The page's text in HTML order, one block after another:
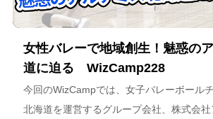
女性バレーで地域創生！魅惑の
道に迫る WizCamp228
今回のWizCampでは、女子バレーボール
北海道を運営するグループ会社、株式会